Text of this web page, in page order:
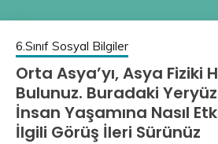
6.Sınıf Sosyal Bilgiler
Orta Asya’yı, Asya Fiziki
Bulunuz. Buradaki
İnsan Yaşamına Nasıl
İlgili Görüş İleri Sürünüz